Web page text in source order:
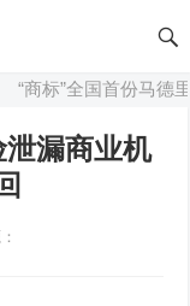
“商标”全国首份马德里
漏商业机